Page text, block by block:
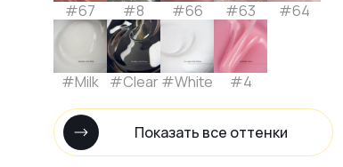
#67 #8 #66 #63 #64
#Milk #Clear #White #4
Показать все оттенки